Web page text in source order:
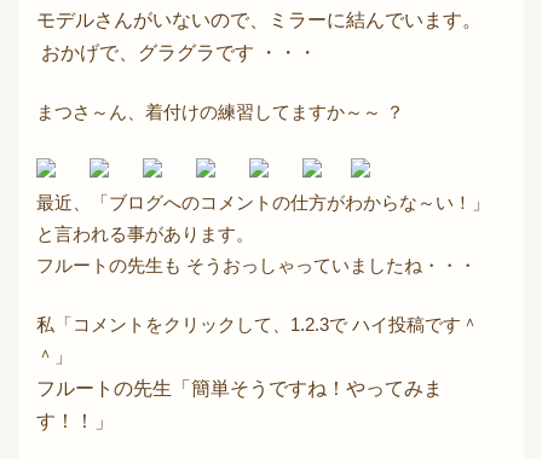
モデルさんがいないので、ミラーに結んでいます。
おかげで、グラグラです ・・・
まつさ～ん、着付けの練習してますか～～ ？
最近、「ブログへのコメントの仕方がわからな～い！」
と言われる事があります。
フルートの先生も そうおっしゃっていましたね・・・
私「コメントをクリックして、1.2.3で ハイ投稿です＾
＾」
フルートの先生「簡単そうですね！やってみま
す！！」